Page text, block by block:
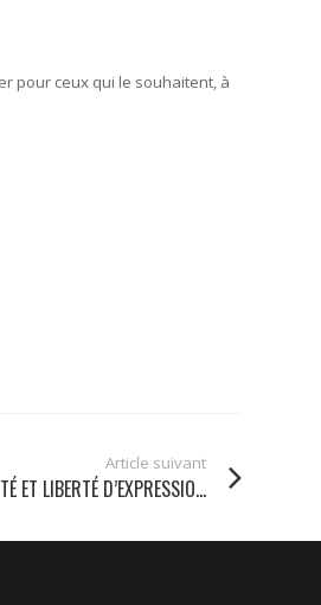
pour ceux qui le souhaitent, à
Article suivant
ET LIBERTÉ D’EXPRESSIO...